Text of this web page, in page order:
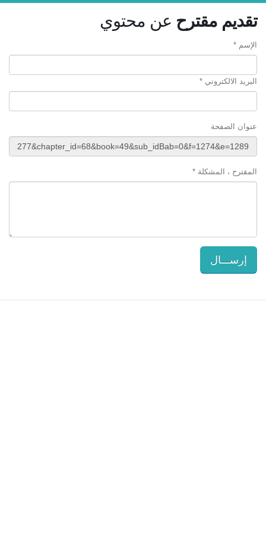
تقديم مقترح عن محتوي
الإسم *
البريد الالكتروني *
عنوان الصفحة
المقترح ، المشكلة *